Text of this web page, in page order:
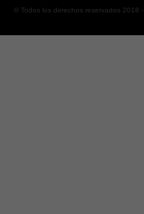
© Todos los derechos reservados 2018 -